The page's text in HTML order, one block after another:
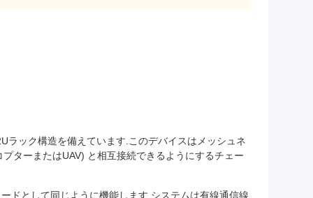
ラック構造を備えています.このデバイスはメッシュネ
ターまたはUAV) と相互接続できるようにするチェー
ドとして同じように機能します.システムは有線通信線